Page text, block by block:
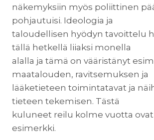
näkemyksiin myös poliittinen
pohjautuisi. Ideologia ja
taloudellisen hyödyn tavoittelu
tällä hetkellä liiaksi monella
alalla ja tämä on vääristänyt
maatalouden, ravitsemuksen ja
lääketieteen toimintatavat ja
tieteen tekemisen. Tästä
kuluneet reilu kolme vuotta
esimerkki.